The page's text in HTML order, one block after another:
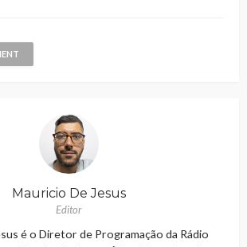
Mauricio De Jesus
Editor
é o Diretor de Programação da Rádio